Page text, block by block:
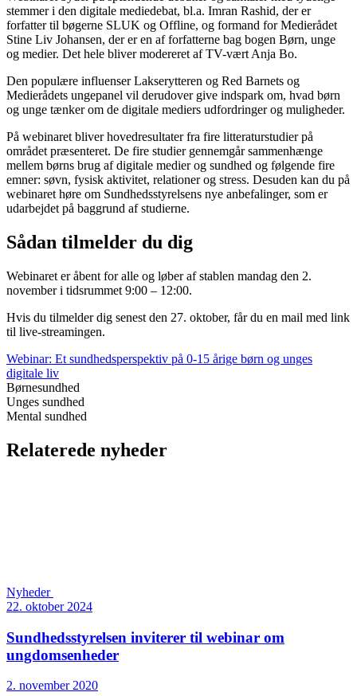
stemmer i den digitale mediedebat, bl.a. Imran Rashid, der er
forfatter til bøgerne SLUK og Offline, og formand for Medierådet
Stine Liv Johansen, der er en af forfatterne bag bogen Børn, unge
og medier. Det hele bliver modereret af TV-vært Anja Bo.
Den populære influenser Lakserytteren og Red Barnets og
Medierådets ungepanel vil derudover give indspark om, hvad børn
og unge tænker om de digitale mediers udfordringer og muligheder.
På webinaret bliver hovedresultater fra fire litteraturstudier på
området præsenteret. De fire studier gennemgår sammenhænge
mellem børns brug af digitale medier og sundhed og følgende fire
emner: søvn, fysisk aktivitet, relationer og stress. Desuden kan du på
webinaret høre om Sundhedsstyrelsens nye anbefalinger, som er
udarbejdet på baggrund af studierne.
Sådan tilmelder du dig
Webinaret er åbent for alle og løber af stablen mandag den 2.
november i tidsrummet 9:00 – 12:00.
Hvis du tilmelder dig senest den 27. oktober, får du en mail med link
til live-streamingen.
Webinar: Et sundhedsperspektiv på 0-15 årige børn og unges
digitale liv
Børnesundhed
Unges sundhed
Mental sundhed
Relaterede nyheder
Nyheder
22. oktober 2024
Sundhedsstyrelsen inviterer til webinar om
ungdomsenheder
2. november 2020